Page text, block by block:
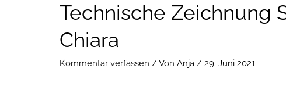
Technische Zeichnung
Chiara
Kommentar verfassen / Von Anja / 29. Juni 2021
Post
navigation